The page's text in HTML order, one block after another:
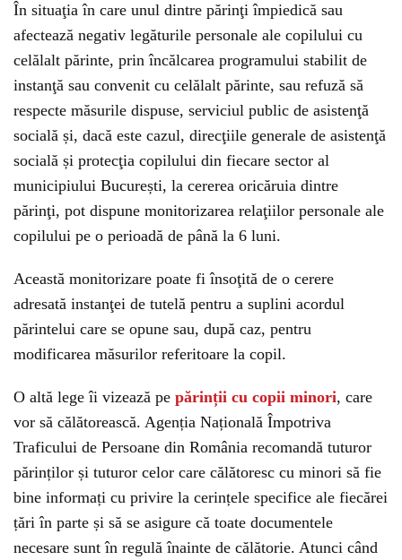
În situaţia în care unul dintre părinţi împiedică sau
afectează negativ legăturile personale ale copilului cu
celălalt părinte, prin încălcarea programului stabilit de
instanţă sau convenit cu celălalt părinte, sau refuză să
respecte măsurile dispuse, serviciul public de asistenţă
socială și, dacă este cazul, direcţiile generale de asistenţă
socială și protecţia copilului din fiecare sector al
municipiului București, la cererea oricăruia dintre
părinţi, pot dispune monitorizarea relaţiilor personale ale
copilului pe o perioadă de până la 6 luni.
Această monitorizare poate fi însoţită de o cerere
adresată instanţei de tutelă pentru a suplini acordul
părintelui care se opune sau, după caz, pentru
modificarea măsurilor referitoare la copil.
O altă lege îi vizează pe părinții cu copii minori, care
vor să călătorească. Agenția Națională Împotriva
Traficului de Persoane din România recomandă tuturor
părinților și tuturor celor care călătoresc cu minori să fie
bine informați cu privire la cerințele specifice ale fiecărei
țări în parte și să se asigure că toate documentele
necesare sunt în regulă înainte de călătorie. Atunci când